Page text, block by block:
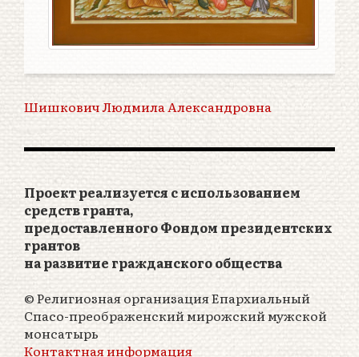
Шишкович Людмила Александровна
Проект реализуется с использованием
средств гранта,
предоставленного Фондом президентских
грантов
на развитие гражданского общества
© Религиозная организация Епархиальный
Спасо-преображенский мирожский мужской
монсатырь
Контактная информация